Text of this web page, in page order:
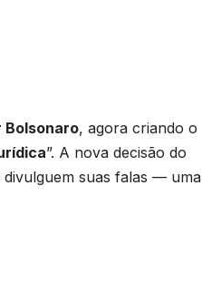
, agora criando o
”. A nova decisão do
suas falas — uma